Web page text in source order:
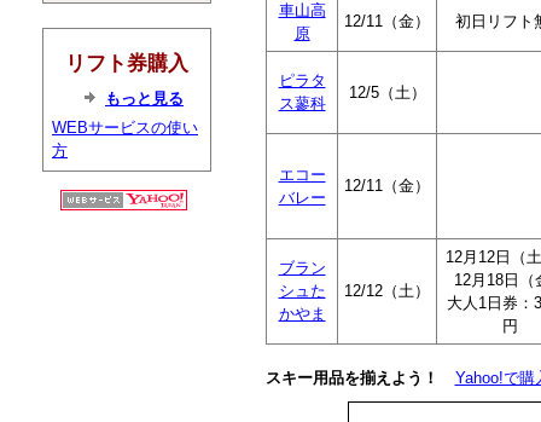
車山高
原
12/11（金） 初日リフト
ピラタ
ス蓼科
12/5（土）
エコー
バレー
12/11（金）
ブラン
シュた
かやま
12/12（土）
12月12日（
12月18日（
大人1日券：
円
スキー用品を揃えよう！ Yahoo!で購
リフト券購入
もっと見る
WEBサービスの使い
方